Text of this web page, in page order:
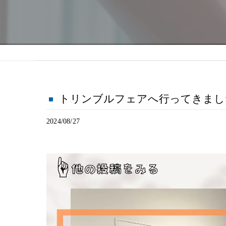
トリンブルフェアへ行ってきまし
2024/08/27